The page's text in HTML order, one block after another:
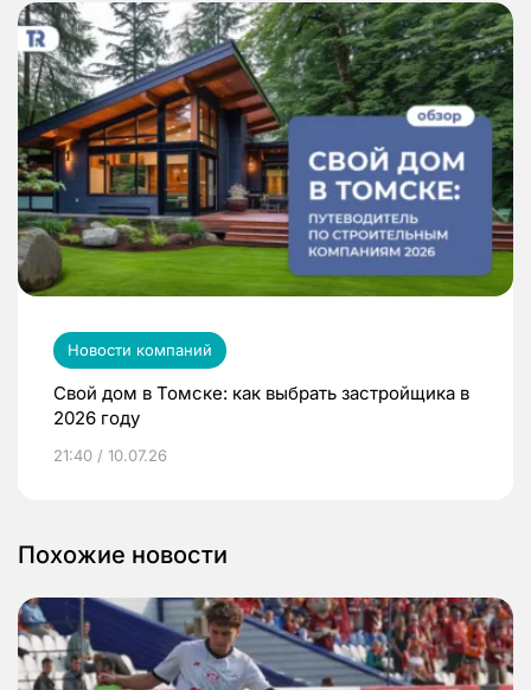
Новости компаний
Свой дом в Томске: как выбрать застройщика в
2026 году
21:40 / 10.07.26
Похожие новости